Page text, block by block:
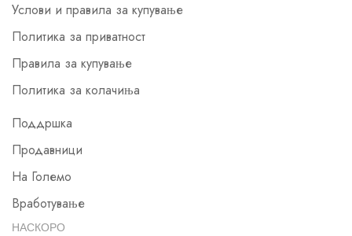
Услови и правила за купување
Политика за приватност
Правила за купување
Политика за колачиња
Поддршка
Продавници
На Големо
Вработување
НАСКОРО